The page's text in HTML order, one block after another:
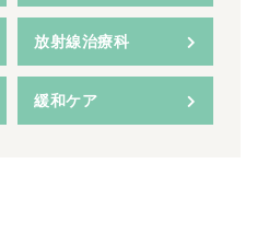
放射線治療科
緩和ケア